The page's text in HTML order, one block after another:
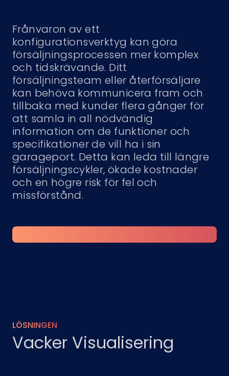
Frånvaron av ett
konfigurationsverktyg kan göra
försäljningsprocessen mer komplex
och tidskrävande. Ditt
försäljningsteam eller återförsäljare
kan behöva kommunicera fram och
tillbaka med kunder flera gånger för
att samla in all nödvändig
information om de funktioner och
specifikationer de vill ha i sin
garageport. Detta kan leda till längre
försäljningscykler, ökade kostnader
och en högre risk för fel och
missförstånd.
LÖSNINGEN
Vacker Visualisering